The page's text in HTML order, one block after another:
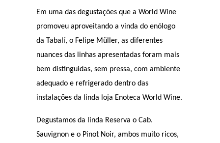
Em uma das degustações que a World Wine
promoveu aproveitando a vinda do enólogo
da Tabalí, o Felipe Müller, as diferentes
nuances das linhas apresentadas foram mais
bem distinguidas, sem pressa, com ambiente
adequado e refrigerado dentro das
instalações da linda loja Enoteca World Wine.
Degustamos da linda Reserva o Cab.
Sauvignon e o Pinot Noir, ambos muito ricos,